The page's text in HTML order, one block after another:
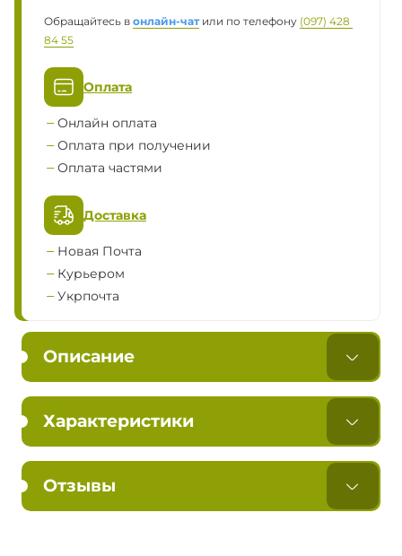
Обращайтесь в онлайн-чатили по телефону (097) 428
84 55
Оплата
Онлайн оплата
Оплата при получении
Оплата частями
Доставка
Новая Почта
Курьером
Укрпочта
Описание
Характеристики
Отзывы